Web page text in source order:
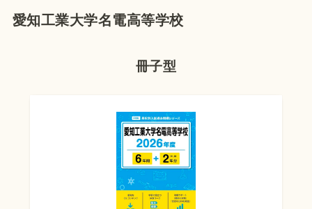
愛知工業大学名電高等学校
冊子型